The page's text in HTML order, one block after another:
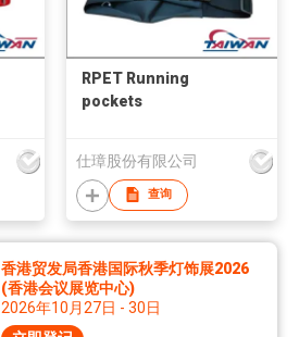
RPET Running
pockets
仕璋股份有限公司
查询
香港贸发局香港国际秋季灯饰展2026
(香港会议展览中心)
2026年10月27日 - 30日